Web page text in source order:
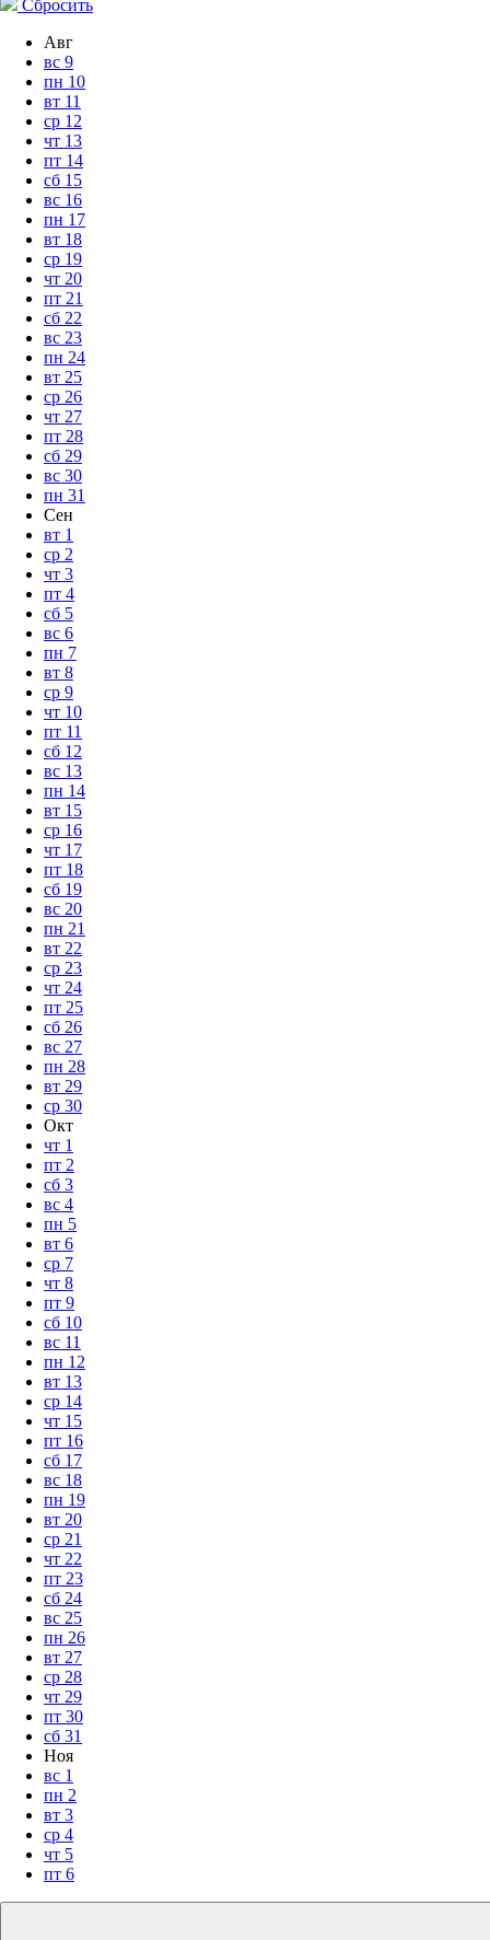
Сбросить
Авг
вс 9
пн 10
вт 11
ср 12
чт 13
пт 14
сб 15
вс 16
пн 17
вт 18
ср 19
чт 20
пт 21
сб 22
вс 23
пн 24
вт 25
ср 26
чт 27
пт 28
сб 29
вс 30
пн 31
Сен
вт 1
ср 2
чт 3
пт 4
сб 5
вс 6
пн 7
вт 8
ср 9
чт 10
пт 11
сб 12
вс 13
пн 14
вт 15
ср 16
чт 17
пт 18
сб 19
вс 20
пн 21
вт 22
ср 23
чт 24
пт 25
сб 26
вс 27
пн 28
вт 29
ср 30
Окт
чт 1
пт 2
сб 3
вс 4
пн 5
вт 6
ср 7
чт 8
пт 9
сб 10
вс 11
пн 12
вт 13
ср 14
чт 15
пт 16
сб 17
вс 18
пн 19
вт 20
ср 21
чт 22
пт 23
сб 24
вс 25
пн 26
вт 27
ср 28
чт 29
пт 30
сб 31
Ноя
вс 1
пн 2
вт 3
ср 4
чт 5
пт 6